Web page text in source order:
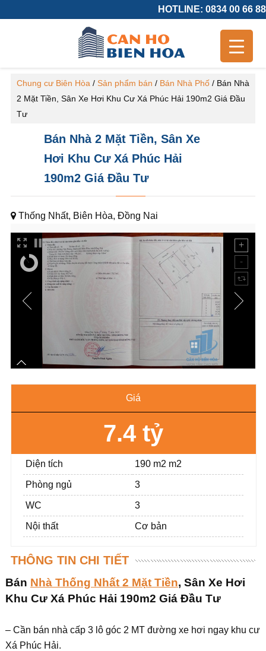
HOTLINE: 0834 00 66 88
Chung cư Biên Hòa / Sản phẩm bán / Bán Nhà Phố/ Bán Nhà
2 Mặt Tiền, Sân Xe Hơi Khu Cư Xá Phúc Hải 190m2 Giá Đầu
Tư
Bán Nhà 2 Mặt Tiền, Sân Xe
Hơi Khu Cư Xá Phúc Hải
190m2 Giá Đầu Tư
Thống Nhất, Biên Hòa, Đồng Nai
Giá
7.4 tỷ
Diện tích 190 m2 m2
Phòng ngủ 3
WC 3
Nội thất Cơ bản
THÔNG TIN CHI TIẾT
Bán Nhà Thống Nhất 2 Mặt Tiền, Sân Xe Hơi
Khu Cư Xá Phúc Hải 190m2 Giá Đầu Tư
– Cần bán nhà cấp 3 lô góc 2 MT đường xe hơi ngay khu cư
Xá Phúc Hải.